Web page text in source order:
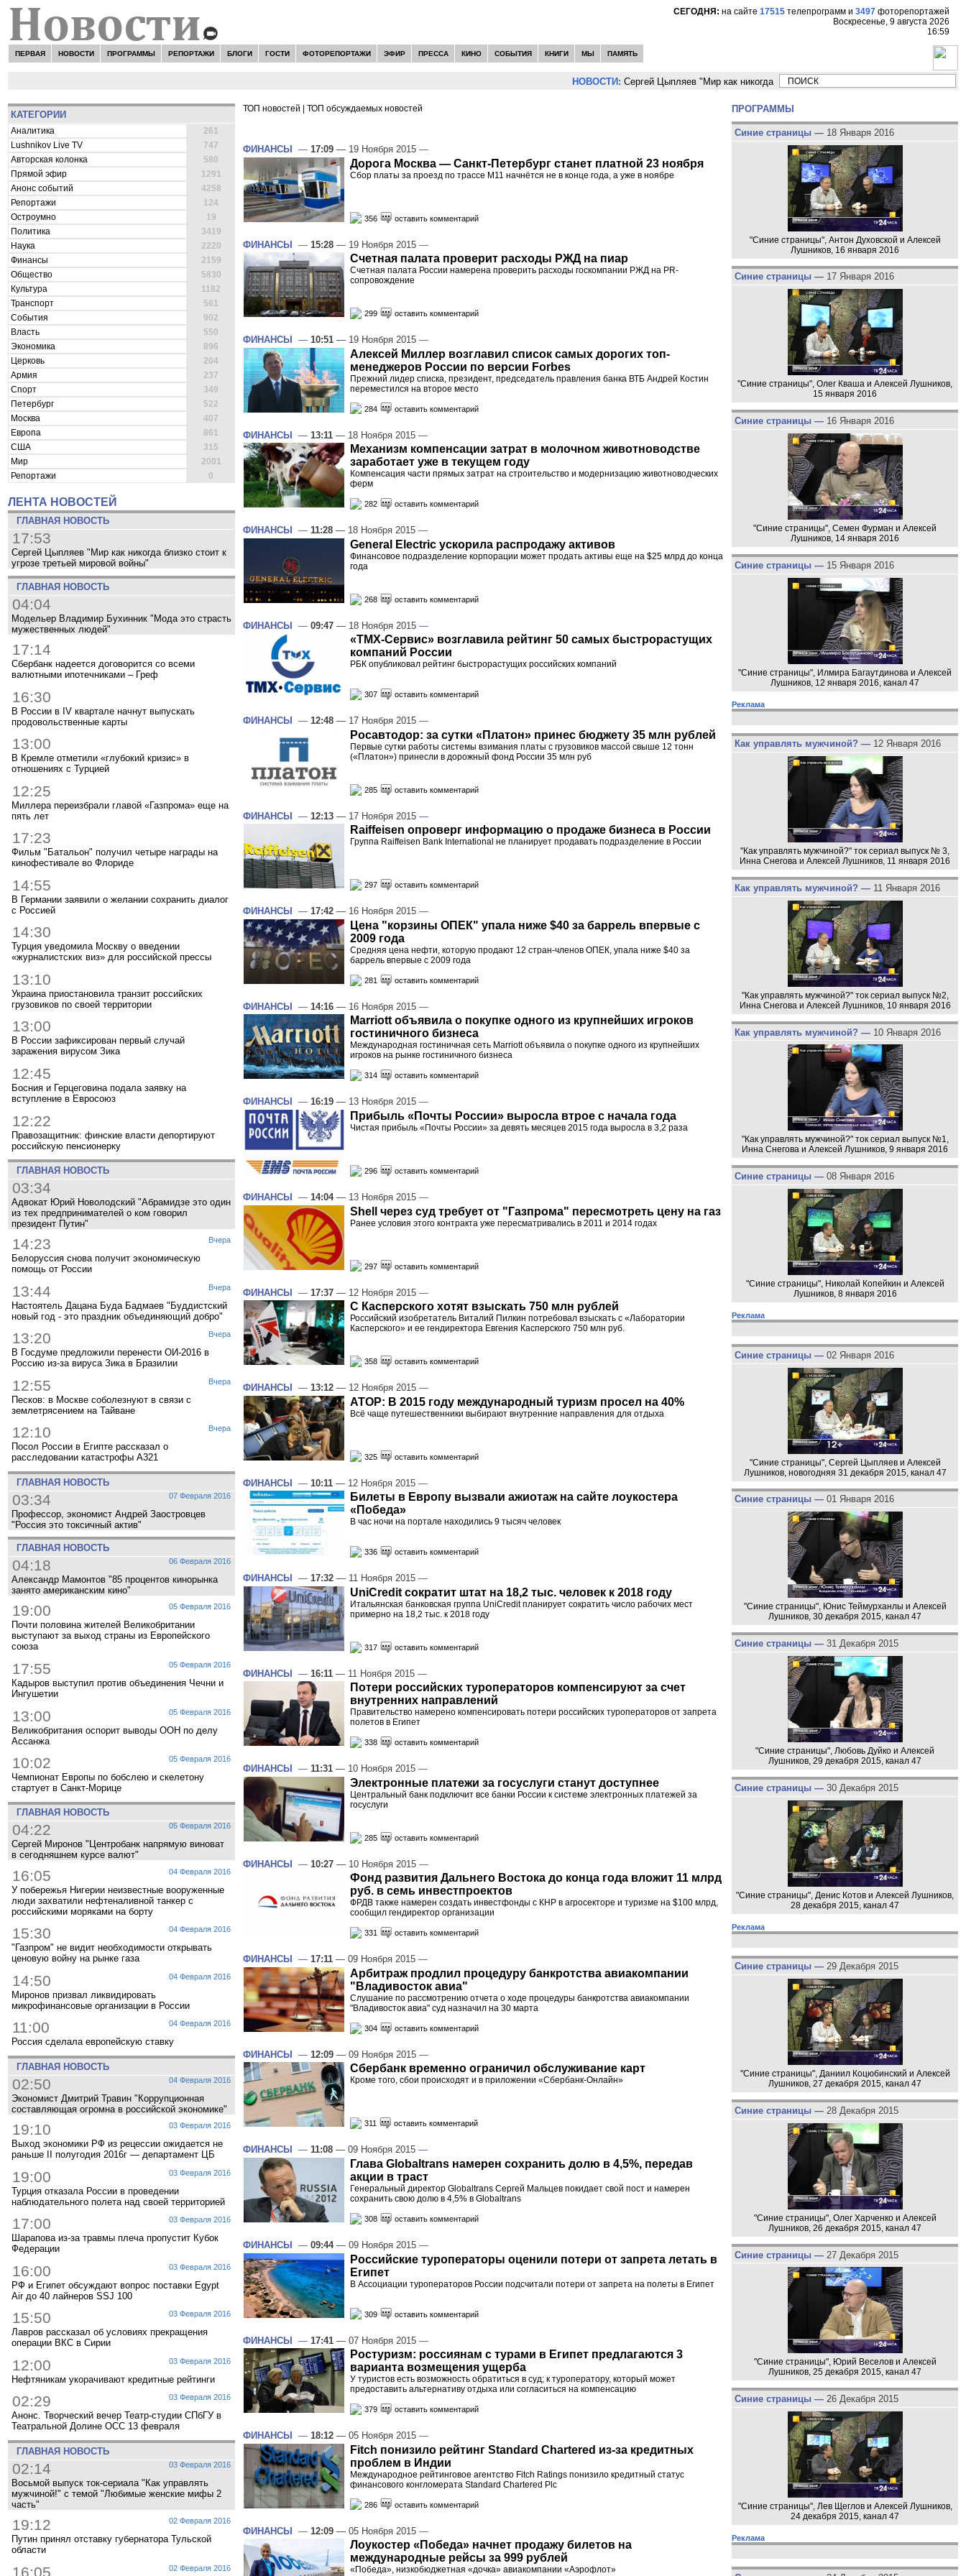
СЕГОДНЯ: на сайте 17515 телепрограмм и 3497 фоторепортажей
Воскресенье, 9 августа 2026
16:59
ПЕРВАЯ НОВОСТИ ПРОГРАММЫ РЕПОРТАЖИ БЛОГИ ГОСТИ ФОТОРЕПОРТАЖИ ЭФИР ПРЕССА КИНО СОБЫТИЯ КНИГИ МЫ ПАМЯТЬ
НОВОСТИ: Сергей Цыпляев "Мир как никогда близко стоит к угрозе третьей мировой войны"
КАТЕГОРИИ
Аналитика
261
Lushnikov Live TV
747
Авторская колонка
580
Прямой эфир
1291
Анонс событий
4258
Репортажи
124
Остроумно
19
Политика
3419
Наука
2220
Финансы
2159
Общество
5830
Культура
1182
Транспорт
561
События
902
Власть
550
Экономика
896
Церковь
204
Армия
237
Спорт
349
Петербург
522
Москва
407
Европа
861
США
315
Мир
2001
Репортажи
0
ЛЕНТА НОВОСТЕЙ
ГЛАВНАЯ НОВОСТЬ
17:53
Сергей Цыпляев "Мир как никогда близко стоит к
угрозе третьей мировой войны"
ГЛАВНАЯ НОВОСТЬ
04:04
Модельер Владимир Бухинник "Мода это страсть
мужественных людей"
17:14
Сбербанк надеется договорится со всеми
валютными ипотечниками – Греф
16:30
В России в IV квартале начнут выпускать
продовольственные карты
13:00
В Кремле отметили «глубокий кризис» в
отношениях с Турцией
12:25
Миллера переизбрали главой «Газпрома» еще на
пять лет
17:23
Фильм "Батальон" получил четыре награды на
кинофестивале во Флориде
14:55
В Германии заявили о желании сохранить диалог
с Россией
14:30
Турция уведомила Москву о введении
«журналистских виз» для российской прессы
13:10
Украина приостановила транзит российских
грузовиков по своей территории
13:00
В России зафиксирован первый случай
заражения вирусом Зика
12:45
Босния и Герцеговина подала заявку на
вступление в Евросоюз
12:22
Правозащитник: финские власти депортируют
российскую пенсионерку
ГЛАВНАЯ НОВОСТЬ
03:34
Адвокат Юрий Новолодский "Абрамидзе это один
из тех предпринимателей о ком говорил
президент Путин"
Вчера
14:23
Белоруссия снова получит экономическую
помощь от России
Вчера
13:44
Настоятель Дацана Буда Бадмаев "Буддистский
новый год - это праздник объединяющий добро"
Вчера
13:20
В Госдуме предложили перенести ОИ-2016 в
Россию из-за вируса Зика в Бразилии
Вчера
12:55
Песков: в Москве соболезнуют в связи с
землетрясением на Тайване
Вчера
12:10
Посол России в Египте рассказал о
расследовании катастрофы A321
ГЛАВНАЯ НОВОСТЬ
07 Февраля 2016
03:34
Профессор, экономист Андрей Заостровцев
"Россия это токсичный актив"
ГЛАВНАЯ НОВОСТЬ
06 Февраля 2016
04:18
Александр Мамонтов "85 процентов кинорынка
занято американским кино"
05 Февраля 2016
19:00
Почти половина жителей Великобритании
выступают за выход страны из Европейского
союза
05 Февраля 2016
17:55
Кадыров выступил против объединения Чечни и
Ингушетии
05 Февраля 2016
13:00
Великобритания оспорит выводы ООН по делу
Ассанжа
05 Февраля 2016
10:02
Чемпионат Европы по бобслею и скелетону
стартует в Санкт-Морице
ГЛАВНАЯ НОВОСТЬ
05 Февраля 2016
04:22
Сергей Миронов "Центробанк напрямую виноват
в сегодняшнем курсе валют"
04 Февраля 2016
16:05
У побережья Нигерии неизвестные вооруженные
люди захватили нефтеналивной танкер с
российскими моряками на борту
04 Февраля 2016
15:30
"Газпром" не видит необходимости открывать
ценовую войну на рынке газа
04 Февраля 2016
14:50
Миронов призвал ликвидировать
микрофинансовые организации в России
04 Февраля 2016
11:00
Россия сделала европейскую ставку
ГЛАВНАЯ НОВОСТЬ
04 Февраля 2016
02:50
Экономист Дмитрий Травин "Коррупционная
составляющая огромна в российской экономике"
03 Февраля 2016
19:10
Выход экономики РФ из рецессии ожидается не
раньше II полугодия 2016г — департамент ЦБ
03 Февраля 2016
19:00
Турция отказала России в проведении
наблюдательного полета над своей территорией
03 Февраля 2016
17:00
Шарапова из-за травмы плеча пропустит Кубок
Федерации
03 Февраля 2016
16:00
РФ и Египет обсуждают вопрос поставки Egypt
Air до 40 лайнеров SSJ 100
03 Февраля 2016
15:50
Лавров рассказал об условиях прекращения
операции ВКС в Сирии
03 Февраля 2016
12:00
Нефтяникам укорачивают кредитные рейтинги
03 Февраля 2016
02:29
Анонс. Творческий вечер Театр-студии СПбГУ в
Театральной Долине ОСС 13 февраля
ГЛАВНАЯ НОВОСТЬ
03 Февраля 2016
02:14
Восьмой выпуск ток-сериала "Как управлять
мужчиной!" с темой "Любимые женские мифы 2
часть"
02 Февраля 2016
19:12
Путин принял отставку губернатора Тульской
области
02 Февраля 2016
16:05
ТОП новостей ТОП обсуждаемых новостей
ФИНАНСЫ — 17:09 — 19 Ноября 2015 —
Дорога Москва — Санкт-Петербург станет платной 23 ноября
Сбор платы за проезд по трассе М11 начнётся не в конце года, а уже в ноябре
356 оставить комментарий
ФИНАНСЫ — 15:28 — 19 Ноября 2015 —
Счетная палата проверит расходы РЖД на пиар
Счетная палата России намерена проверить расходы госкомпании РЖД на PR-
сопровождение
299 оставить комментарий
ФИНАНСЫ — 10:51 — 19 Ноября 2015 —
Алексей Миллер возглавил список самых дорогих топ-
менеджеров России по версии Forbes
Прежний лидер списка, президент, председатель правления банка ВТБ Андрей Костин
переместился на второе место
284 оставить комментарий
ФИНАНСЫ — 13:11 — 18 Ноября 2015 —
Механизм компенсации затрат в молочном животноводстве
заработает уже в текущем году
Компенсация части прямых затрат на строительство и модернизацию животноводческих
ферм
282 оставить комментарий
ФИНАНСЫ — 11:28 — 18 Ноября 2015 —
General Electric ускорила распродажу активов
Финансовое подразделение корпорации может продать активы еще на $25 млрд до конца
года
268 оставить комментарий
ФИНАНСЫ — 09:47 — 18 Ноября 2015 —
«ТМХ-Сервис» возглавила рейтинг 50 самых быстрорастущих
компаний России
РБК опубликовал рейтинг быстрорастущих российских компаний
307 оставить комментарий
ФИНАНСЫ — 12:48 — 17 Ноября 2015 —
Росавтодор: за сутки «Платон» принес бюджету 35 млн рублей
Первые сутки работы системы взимания платы с грузовиков массой свыше 12 тонн
(«Платон») принесли в дорожный фонд России 35 млн руб
285 оставить комментарий
ФИНАНСЫ — 12:13 — 17 Ноября 2015 —
Raiffeisen опроверг информацию о продаже бизнеса в России
Группа Raiffeisen Bank International не планирует продавать подразделение в России
297 оставить комментарий
ФИНАНСЫ — 17:42 — 16 Ноября 2015 —
Цена "корзины ОПЕК" упала ниже $40 за баррель впервые с
2009 года
Средняя цена нефти, которую продают 12 стран-членов ОПЕК, упала ниже $40 за
баррель впервые с 2009 года
281 оставить комментарий
ФИНАНСЫ — 14:16 — 16 Ноября 2015 —
Marriott объявила о покупке одного из крупнейших игроков
гостиничного бизнеса
Международная гостиничная сеть Marriott объявила о покупке одного из крупнейших
игроков на рынке гостиничного бизнеса
314 оставить комментарий
ФИНАНСЫ — 16:19 — 13 Ноября 2015 —
Прибыль «Почты России» выросла втрое с начала года
Чистая прибыль «Почты России» за девять месяцев 2015 года выросла в 3,2 раза
296 оставить комментарий
ФИНАНСЫ — 14:04— 13 Ноября 2015 —
Shell через суд требует от "Газпрома" пересмотреть цену на газ
Ранее условия этого контракта уже пересматривались в 2011 и 2014 годах
297 оставить комментарий
ФИНАНСЫ — 17:37 — 12 Ноября 2015 —
С Касперского хотят взыскать 750 млн рублей
Российский изобретатель Виталий Пилкин потребовал взыскать с «Лаборатории
Касперского» и ее гендиректора Евгения Касперского 750 млн руб.
358 оставить комментарий
ФИНАНСЫ — 13:12 — 12 Ноября 2015 —
АТОР: В 2015 году международный туризм просел на 40%
Всё чаще путешественники выбирают внутренние направления для отдыха
325 оставить комментарий
ФИНАНСЫ — 10:11 — 12 Ноября 2015 —
Билеты в Европу вызвали ажиотаж на сайте лоукостера
«Победа»
В час ночи на портале находились 9 тысяч человек
336 оставить комментарий
ФИНАНСЫ — 17:32 — 11 Ноября 2015 —
UniCredit сократит штат на 18,2 тыс. человек к 2018 году
Итальянская банковская группа UniCredit планирует сократить число рабочих мест
примерно на 18,2 тыс. к 2018 году
317 оставить комментарий
ФИНАНСЫ — 16:11 — 11 Ноября 2015 —
Потери российских туроператоров компенсируют за счет
внутренних направлений
Правительство намерено компенсировать потери российских туроператоров от запрета
полетов в Египет
338 оставить комментарий
ФИНАНСЫ — 11:31 — 10 Ноября 2015 —
Электронные платежи за госуслуги станут доступнее
Центральный банк подключит все банки России к системе электронных платежей за
госуслуги
285 оставить комментарий
ФИНАНСЫ — 10:27 — 10 Ноября 2015 —
Фонд развития Дальнего Востока до конца года вложит 11 млрд
руб. в семь инвестпроектов
ФРДВ также намерен создать инвестфонды с КНР в агросекторе и туризме на $100 млрд,
сообщил гендиректор организации
331 оставить комментарий
ФИНАНСЫ — 17:11 — 09 Ноября 2015 —
Арбитраж продлил процедуру банкротства авиакомпании
"Владивосток авиа"
Слушание по рассмотрению отчета о ходе процедуры банкротства авиакомпании
"Владивосток авиа" суд назначил на 30 марта
304 оставить комментарий
ФИНАНСЫ — 12:09 — 09 Ноября 2015 —
Сбербанк временно ограничил обслуживание карт
Кроме того, сбои происходят и в приложении «Сбербанк-Онлайн»
311 оставить комментарий
ФИНАНСЫ — 11:08 — 09 Ноября 2015 —
Глава Globaltrans намерен сохранить долю в 4,5%, передав
акции в траст
Генеральный директор Globaltrans Сергей Мальцев покидает свой пост и намерен
сохранить свою долю в 4,5% в Globaltrans
308 оставить комментарий
ФИНАНСЫ — 09:44— 09 Ноября 2015 —
Российские туроператоры оценили потери от запрета летать в
Египет
В Ассоциации туроператоров России подсчитали потери от запрета на полеты в Египет
309 оставить комментарий
ФИНАНСЫ — 17:41 — 07 Ноября 2015 —
Ростуризм: россиянам с турами в Египет предлагаются 3
варианта возмещения ущерба
У туристов есть возможность обратиться в суд; к туроператору, который может
предоставить альтернативу отдыха или согласиться на компенсацию
379 оставить комментарий
ФИНАНСЫ — 18:12 — 05 Ноября 2015 —
Fitch понизило рейтинг Standard Chartered из-за кредитных
проблем в Индии
Международное рейтинговое агентство Fitch Ratings понизило кредитный статус
финансового конгломерата Standard Chartered Plc
286 оставить комментарий
ФИНАНСЫ — 12:09 — 05 Ноября 2015 —
Лоукостер «Победа» начнет продажу билетов на
международные рейсы за 999 рублей
«Победа», низкобюджетная «дочка» авиакомпании «Аэрофлот»
ПРОГРАММЫ
Синие страницы — 18 Января 2016
"Синие страницы", Антон Духовской и Алексей
Лушников, 16 января 2016
Синие страницы — 17 Января 2016
"Синие страницы", Олег Кваша и Алексей Лушников,
15 января 2016
Синие страницы — 16 Января 2016
"Синие страницы", Семен Фурман и Алексей
Лушников, 14 января 2016
Синие страницы — 15 Января 2016
"Синие страницы", Илмира Багаутдинова и Алексей
Лушников, 12 января 2016, канал 47
Реклама
Как управлять мужчиной? — 12 Января 2016
"Как управлять мужчиной?" ток сериал выпуск № 3,
Инна Снегова и Алексей Лушников, 11 января 2016
Как управлять мужчиной? — 11 Января 2016
"Как управлять мужчиной?" ток сериал выпуск №2,
Инна Снегова и Алексей Лушников, 10 января 2016
Как управлять мужчиной? — 10 Января 2016
"Как управлять мужчиной?" ток сериал выпуск №1,
Инна Снегова и Алексей Лушников, 9 января 2016
Синие страницы — 08 Января 2016
"Синие страницы", Николай Копейкин и Алексей
Лушников, 8 января 2016
Реклама
Синие страницы — 02 Января 2016
"Синие страницы", Сергей Цыпляев и Алексей
Лушников, новогодняя 31 декабря 2015, канал 47
Синие страницы — 01 Января 2016
"Синие страницы", Юнис Теймурханлы и Алексей
Лушников, 30 декабря 2015, канал 47
Синие страницы — 31 Декабря 2015
"Синие страницы", Любовь Дуйко и Алексей
Лушников, 29 декабря 2015, канал 47
Синие страницы — 30 Декабря 2015
"Синие страницы", Денис Котов и Алексей Лушников,
28 декабря 2015, канал 47
Реклама
Синие страницы — 29 Декабря 2015
"Синие страницы", Даниил Коцюбинский и Алексей
Лушников, 27 декабря 2015, канал 47
Синие страницы — 28 Декабря 2015
"Синие страницы", Олег Харченко и Алексей
Лушников, 26 декабря 2015, канал 47
Синие страницы — 27 Декабря 2015
"Синие страницы", Юрий Веселов и Алексей
Лушников, 25 декабря 2015, канал 47
Синие страницы — 26 Декабря 2015
"Синие страницы", Лев Щеглов и Алексей Лушников,
24 декабря 2015, канал 47
Реклама